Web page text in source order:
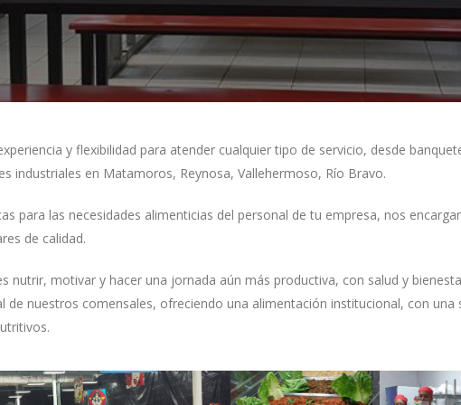
y flexibilidad para atender cualquier tipo de servicio, desde
industriales en Matamoros, Reynosa, Vallehermoso, Río Bravo.
para las necesidades alimenticias del personal de tu empresa, nos
de calidad.
nutrir, motivar y hacer una jornada aún más productiva, con salud y
nuestros comensales, ofreciendo una alimentación institucional, con una